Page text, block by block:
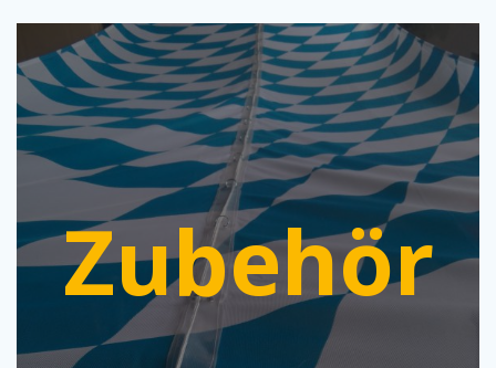
Zubehör